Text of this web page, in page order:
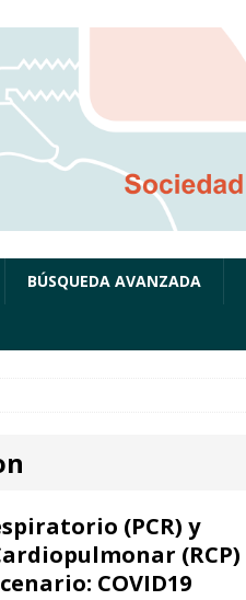
BÚSQUEDA AVANZADA
(PCR) y
(RCP)
COVID19